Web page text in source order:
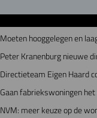
Moeten hooggelegen en
Peter Kranenburg nieuwe
Directieteam Eigen Haard
Gaan fabriekswoningen
NVM: meer keuze op de